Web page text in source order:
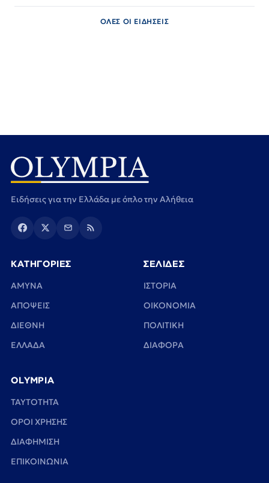
ΟΛΕΣ ΟΙ ΕΙΔΗΣΕΙΣ
Ειδήσεις για την Ελλάδα με όπλο την Αλήθεια
ΚΑΤΗΓΟΡΙΕΣ
ΑΜΥΝΑ
ΑΠΟΨΕΙΣ
ΔΙΕΘΝΗ
ΕΛΛΑΔΑ
ΣΕΛΙΔΕΣ
ΙΣΤΟΡΙΑ
ΟΙΚΟΝΟΜΙΑ
ΠΟΛΙΤΙΚΗ
ΔΙΑΦΟΡΑ
OLYMPIA
TAYTOTHTA
ΟΡΟΙ ΧΡΗΣΗΣ
ΔΙΑΦΗΜΙΣΗ
ΕΠΙΚΟΙΝΩΝΙΑ